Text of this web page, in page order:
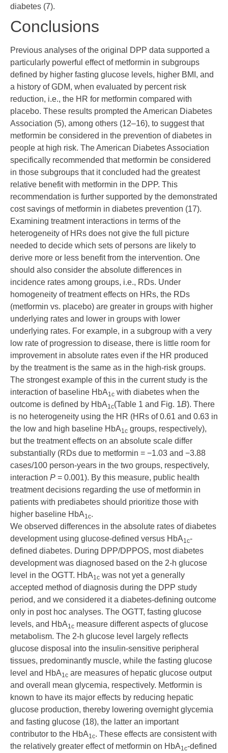
diabetes (7).
Conclusions
Previous analyses of the original DPP data supported a
particularly powerful effect of metformin in subgroups
defined by higher fasting glucose levels, higher BMI, and
a history of GDM, when evaluated by percent risk
reduction, i.e., the HR for metformin compared with
placebo. These results prompted the American Diabetes
Association (5), among others (12–16), to suggest that
metformin be considered in the prevention of diabetes in
people at high risk. The American Diabetes Association
specifically recommended that metformin be considered
in those subgroups that it concluded had the greatest
relative benefit with metformin in the DPP. This
recommendation is further supported by the demonstrated
cost savings of metformin in diabetes prevention (17).
Examining treatment interactions in terms of the
heterogeneity of HRs does not give the full picture
needed to decide which sets of persons are likely to
derive more or less benefit from the intervention. One
should also consider the absolute differences in
incidence rates among groups, i.e., RDs. Under
homogeneity of treatment effects on HRs, the RDs
(metformin vs. placebo) are greater in groups with higher
underlying rates and lower in groups with lower
underlying rates. For example, in a subgroup with a very
low rate of progression to disease, there is little room for
improvement in absolute rates even if the HR produced
by the treatment is the same as in the high-risk groups.
The strongest example of this in the current study is the
interaction of baseline HbA1c with diabetes when the
outcome is defined by HbA1c(Table 1 and Fig. 1B). There
is no heterogeneity using the HR (HRs of 0.61 and 0.63 in
the low and high baseline HbA1c groups, respectively),
but the treatment effects on an absolute scale differ
substantially (RDs due to metformin = −1.03 and −3.88
cases/100 person-years in the two groups, respectively,
interaction P = 0.001). By this measure, public health
treatment decisions regarding the use of metformin in
patients with prediabetes should prioritize those with
higher baseline HbA1c.
We observed differences in the absolute rates of diabetes
development using glucose-defined versus HbA1c-
defined diabetes. During DPP/DPPOS, most diabetes
development was diagnosed based on the 2-h glucose
level in the OGTT. HbA1c was not yet a generally
accepted method of diagnosis during the DPP study
period, and we considered it a diabetes-defining outcome
only in post hoc analyses. The OGTT, fasting glucose
levels, and HbA1c measure different aspects of glucose
metabolism. The 2-h glucose level largely reflects
glucose disposal into the insulin-sensitive peripheral
tissues, predominantly muscle, while the fasting glucose
level and HbA1c are measures of hepatic glucose output
and overall mean glycemia, respectively. Metformin is
known to have its major effects by reducing hepatic
glucose production, thereby lowering overnight glycemia
and fasting glucose (18), the latter an important
contributor to the HbA1c. These effects are consistent with
the relatively greater effect of metformin on HbA1c-defined